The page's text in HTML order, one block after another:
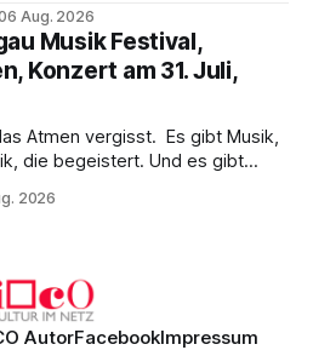
Bildern, getragen von
und einer musikalisch
Aug. 2026
Musik Festival,
Konzert am 31. Juli,
vergisst. Es gibt Musik,
die begeistert. Und es gibt
Kurhaus Wiesbaden, an dem
2026
AutorFacebookImpressum